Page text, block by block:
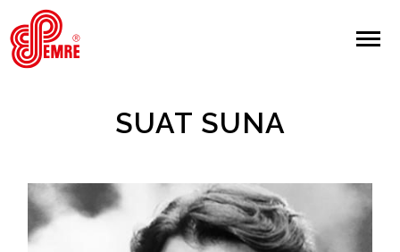
EMRE PLAK
Giriş Yap/Kayıt Ol
Anasayfa
SUAT SUNA